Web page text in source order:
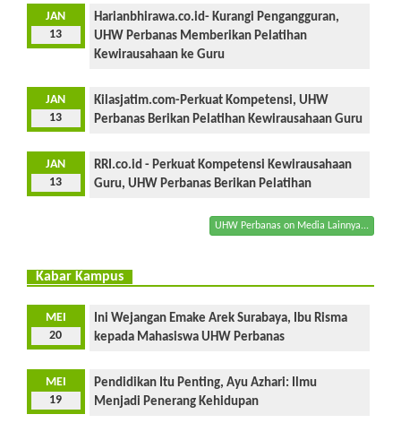
JAN
13
Harianbhirawa.co.id- Kurangi Pengangguran,
UHW Perbanas Memberikan Pelatihan
Kewirausahaan ke Guru
JAN
13
Kilasjatim.com-Perkuat Kompetensi, UHW
Perbanas Berikan Pelatihan Kewirausahaan Guru
JAN
13
RRI.co.id - Perkuat Kompetensi Kewirausahaan
Guru, UHW Perbanas Berikan Pelatihan
UHW Perbanas on Media Lainnya...
Kabar Kampus
MEI
20
Ini Wejangan Emake Arek Surabaya, Ibu Risma
kepada Mahasiswa UHW Perbanas
MEI
19
Pendidikan Itu Penting, Ayu Azhari: Ilmu
Menjadi Penerang Kehidupan